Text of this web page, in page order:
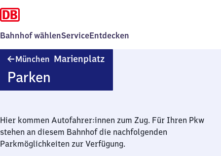
Bahnhof wählenServiceEntdecken
München Marienplatz
Parken
Hier kommen Autofahrer:innen zum Zug. Für Ihren Pkw
stehen an diesem Bahnhof die nachfolgenden
Parkmöglichkeiten zur Verfügung.